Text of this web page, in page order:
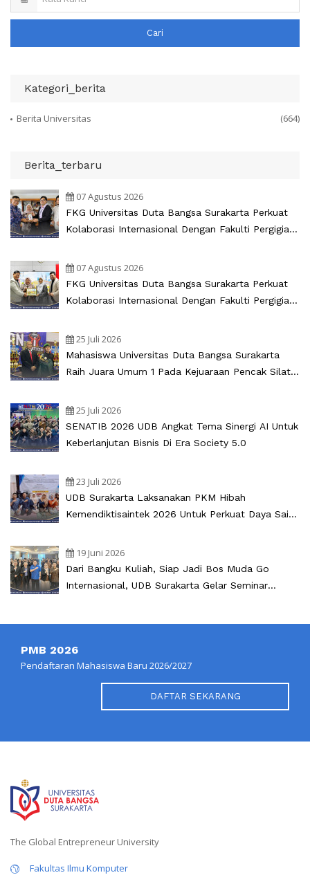
Cari
Kategori_berita
Berita Universitas (664)
Berita_terbaru
07 Agustus 2026
FKG Universitas Duta Bangsa Surakarta Perkuat
Kolaborasi Internasional Dengan Fakulti Pergigian
07 Agustus 2026
FKG Universitas Duta Bangsa Surakarta Perkuat
Kolaborasi Internasional Dengan Fakulti Pergigian
25 Juli 2026
Mahasiswa Universitas Duta Bangsa Surakarta
Raih Juara Umum 1 Pada Kejuaraan Pencak Silat
25 Juli 2026
SENATIB 2026 UDB Angkat Tema Sinergi AI Untuk
Keberlanjutan Bisnis Di Era Society 5.0
23 Juli 2026
UDB Surakarta Laksanakan PKM Hibah
Kemendiktisaintek 2026 Untuk Perkuat Daya Saing
19 Juni 2026
Dari Bangku Kuliah, Siap Jadi Bos Muda Go
Internasional, UDB Surakarta Gelar Seminar
PMB 2026
Pendaftaran Mahasiswa Baru 2026/2027
DAFTAR SEKARANG
The Global Entrepreneur University
Fakultas Ilmu Komputer